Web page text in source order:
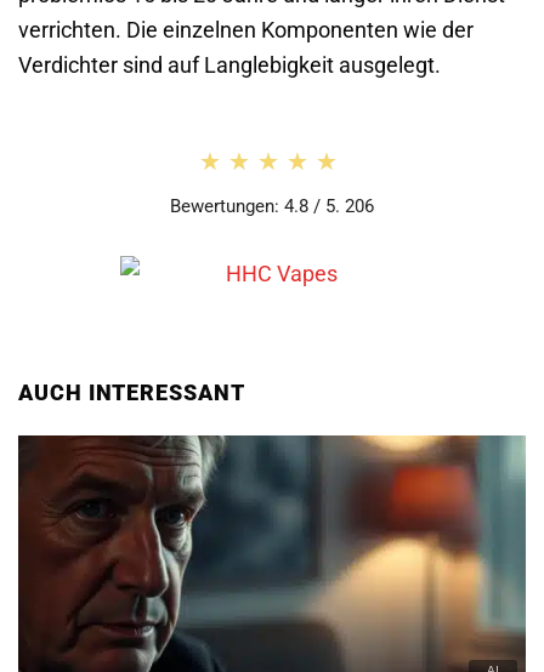
verrichten. Die einzelnen Komponenten wie der
Verdichter sind auf Langlebigkeit ausgelegt.
★★★★★
★★★★★
Bewertungen: 4.8 / 5. 206
AUCH INTERESSANT